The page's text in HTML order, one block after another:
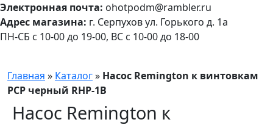
ПН-СБ с 10-00 до 19-00, ВС с 10-00 до 18-00
Электронная почта: ohotpodm@rambler.ru
Адрес магазина: г. Серпухов ул. Горького д. 1а
Главная » Каталог» Насос Remington к винтовкам
PCP черный RHP-1B
Насос Remington к